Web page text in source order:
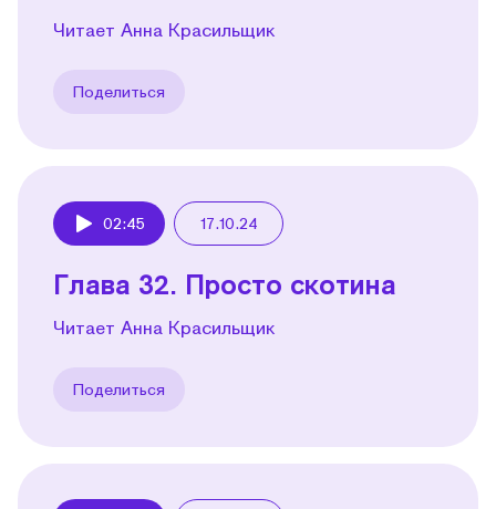
Читает Анна Красильщик
Поделиться
02:45 17.10.24
Глава 32. Просто скотина
Читает Анна Красильщик
Поделиться